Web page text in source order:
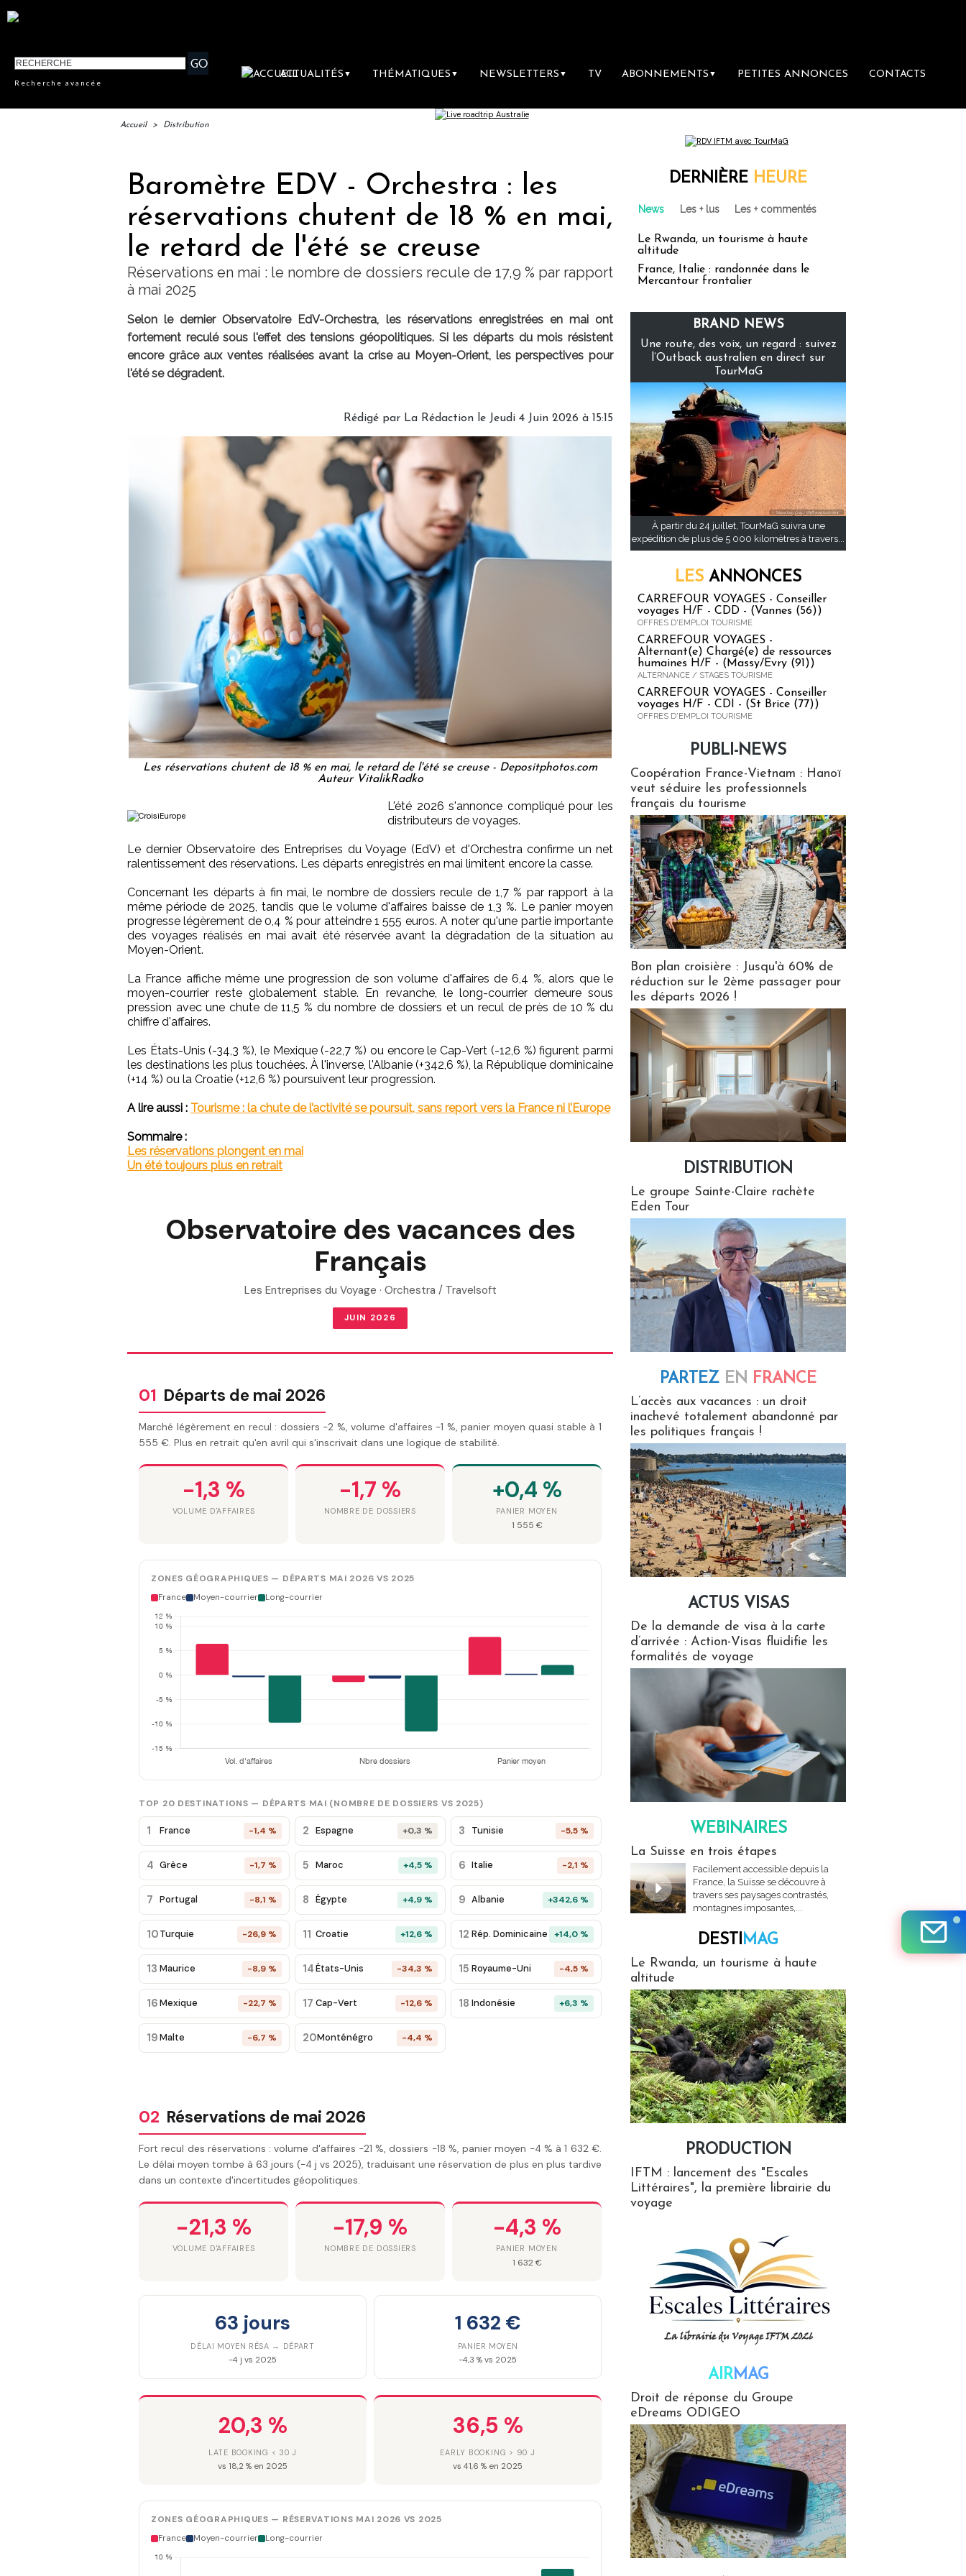
Recherche avancée
ACTUALITÉS ▼ THÉMATIQUES ▼ NEWSLETTERS ▼ TV ABONNEMENTS ▼ PETITES ANNONCES CONTACTS
Accueil > Distribution
Baromètre EDV - Orchestra : les
réservations chutent de 18 % en mai,
le retard de l'été se creuse
Réservations en mai : le nombre de dossiers recule de 17,9 % par rapport
à mai 2025
Selon le dernier Observatoire EdV-Orchestra, les réservations enregistrées en mai ont
fortement reculé sous l'effet des tensions géopolitiques. Si les départs du mois résistent
encore grâce aux ventes réalisées avant la crise au Moyen-Orient, les perspectives pour
l'été se dégradent.
Rédigé par La Rédaction le Jeudi 4 Juin 2026 à 15:15
Les réservations chutent de 18 % en mai, le retard de l'été se creuse - Depositphotos.com
Auteur VitalikRadko
L'été 2026 s'annonce compliqué pour les
distributeurs de voyages.
Le dernier Observatoire des Entreprises du Voyage (EdV) et d'Orchestra confirme un net
ralentissement des réservations. Les départs enregistrés en mai limitent encore la casse.
Concernant les départs à fin mai, le nombre de dossiers recule de 1,7 % par rapport à la
même période de 2025, tandis que le volume d'affaires baisse de 1,3 %. Le panier moyen
progresse légèrement de 0,4 % pour atteindre 1 555 euros. A noter qu'une partie importante
des voyages réalisés en mai avait été réservée avant la dégradation de la situation au
Moyen-Orient.
La France affiche même une progression de son volume d'affaires de 6,4 %, alors que le
moyen-courrier reste globalement stable. En revanche, le long-courrier demeure sous
pression avec une chute de 11,5 % du nombre de dossiers et un recul de près de 10 % du
chiffre d'affaires.
Les États-Unis (-34,3 %), le Mexique (-22,7 %) ou encore le Cap-Vert (-12,6 %) figurent parmi
les destinations les plus touchées. À l'inverse, l'Albanie (+342,6 %), la République dominicaine
(+14 %) ou la Croatie (+12,6 %) poursuivent leur progression.
A lire aussi : Tourisme : la chute de l’activité se poursuit, sans report vers la France ni l’Europe
Sommaire :
Les réservations plongent en mai
Un été toujours plus en retrait
Observatoire des vacances des
Français
Les Entreprises du Voyage · Orchestra / Travelsoft
JUIN 2026
01 Départs de mai 2026
Marché légèrement en recul : dossiers -2 %, volume d'affaires -1 %, panier moyen quasi stable à 1
555 €. Plus en retrait qu'en avril qui s'inscrivait dans une logique de stabilité.
-1,3 %
VOLUME D'AFFAIRES
-1,7 %
NOMBRE DE DOSSIERS
+0,4 %
PANIER MOYEN
1 555 €
ZONES GÉOGRAPHIQUES — DÉPARTS MAI 2026 VS 2025
France Moyen-courrier Long-courrier
TOP 20 DESTINATIONS — DÉPARTS MAI (NOMBRE DE DOSSIERS VS 2025)
1 France -1,4 % 2 Espagne +0,3 % 3 Tunisie -5,5 %
4 Grèce -1,7 % 5 Maroc +4,5 % 6 Italie -2,1 %
7 Portugal -8,1 % 8 Égypte +4,9 % 9 Albanie +342,6 %
10Turquie -26,9 % 11 Croatie +12,6 % 12 Rép. Dominicaine +14,0 %
13 Maurice -8,9 % 14États-Unis -34,3 % 15 Royaume-Uni -4,5 %
16Mexique -22,7 % 17 Cap-Vert -12,6 % 18 Indonésie +6,3 %
19Malte -6,7 % 20Monténégro -4,4 %
02 Réservations de mai 2026
Fort recul des réservations : volume d'affaires -21 %, dossiers -18 %, panier moyen -4 % à 1 632 €.
Le délai moyen tombe à 63 jours (-4 j vs 2025), traduisant une réservation de plus en plus tardive
dans un contexte d'incertitudes géopolitiques.
-21,3 %
VOLUME D'AFFAIRES
-17,9 %
NOMBRE DE DOSSIERS
-4,3 %
PANIER MOYEN
1 632 €
63 jours
DÉLAI MOYEN RÉSA → DÉPART
-4 j vs 2025
1 632 €
PANIER MOYEN
-4,3 % vs 2025
20,3 %
LATE BOOKING < 30 J
vs 18,2 % en 2025
36,5 %
EARLY BOOKING > 90 J
vs 41,6 % en 2025
ZONES GÉOGRAPHIQUES — RÉSERVATIONS MAI 2026 VS 2025
France Moyen-courrier Long-courrier
DERNIÈRE HEURE
News Les + lus Les + commentés
Le Rwanda, un tourisme à haute
altitude
France, Italie : randonnée dans le
Mercantour frontalier
BRAND NEWS
Une route, des voix, un regard : suivez
l’Outback australien en direct sur
TourMaG
À partir du 24 juillet, TourMaG suivra une
expédition de plus de 5 000 kilomètres à travers...
LES ANNONCES
CARREFOUR VOYAGES - Conseiller
voyages H/F - CDD - (Vannes (56))
OFFRES D'EMPLOI TOURISME
CARREFOUR VOYAGES -
Alternant(e) Chargé(e) de ressources
humaines H/F - (Massy/Evry (91))
ALTERNANCE / STAGES TOURISME
CARREFOUR VOYAGES - Conseiller
voyages H/F - CDI - (St Brice (77))
OFFRES D'EMPLOI TOURISME
PUBLI-NEWS
Coopération France-Vietnam : Hanoï
veut séduire les professionnels
français du tourisme
Bon plan croisière : Jusqu'à 60% de
réduction sur le 2ème passager pour
les départs 2026 !
DISTRIBUTION
Le groupe Sainte-Claire rachète
Eden Tour
PARTEZ EN FRANCE
L’accès aux vacances : un droit
inachevé totalement abandonné par
les politiques français !
ACTUS VISAS
De la demande de visa à la carte
d’arrivée : Action-Visas fluidifie les
formalités de voyage
WEBINAIRES
La Suisse en trois étapes
Facilement accessible depuis la
France, la Suisse se découvre à
travers ses paysages contrastés,
montagnes imposantes,...
DESTIMAG
Le Rwanda, un tourisme à haute
altitude
PRODUCTION
IFTM : lancement des "Escales
Littéraires", la première librairie du
voyage
AIRMAG
Droit de réponse du Groupe
eDreams ODIGEO